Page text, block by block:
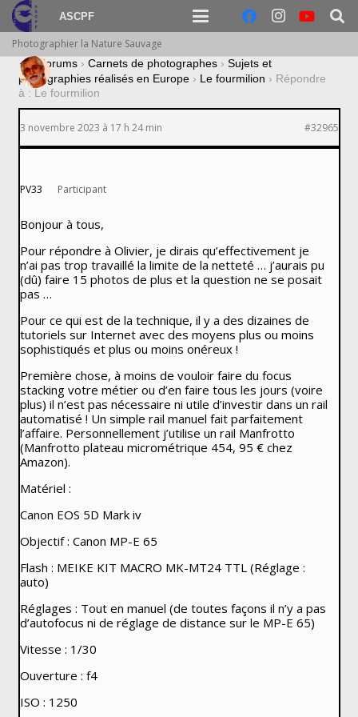
ASCPF
Photographier la Nature Sauvage
› Forums › Carnets de photographes › Sujets et
photographies réalisés en Europe › Le fourmilion › Répondre
à : Le fourmilion
3 novembre 2023 à 17 h 24 min #32965
PV33 Participant
Bonjour à tous,
Pour répondre à Olivier, je dirais qu’effectivement je
n’ai pas trop travaillé la limite de la netteté … j’aurais pu
(dû) faire 15 photos de plus et la question ne se posait
pas …
Pour ce qui est de la technique, il y a des dizaines de
tutoriels sur Internet avec des moyens plus ou moins
sophistiqués et plus ou moins onéreux !
Première chose, à moins de vouloir faire du focus
stacking votre métier ou d’en faire tous les jours (voire
plus) il n’est pas nécessaire ni utile d’investir dans un rail
automatisé ! Un simple rail manuel fait parfaitement
l’affaire. Personnellement j’utilise un rail Manfrotto
(Manfrotto plateau micrométrique 454, 95 € chez
Amazon).
Matériel :
Canon EOS 5D Mark iv
Objectif : Canon MP-E 65
Flash : MEIKE KIT MACRO MK-MT24 TTL (Réglage :
auto)
Réglages : Tout en manuel (de toutes façons il n’y a pas
d’autofocus ni de réglage de distance sur le MP-E 65)
Vitesse : 1/30
Ouverture : f4
ISO : 1250